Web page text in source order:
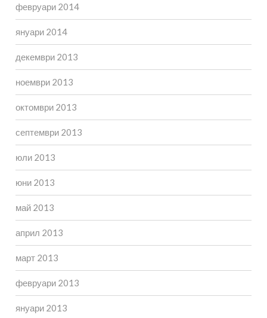
февруари 2014
януари 2014
декември 2013
ноември 2013
октомври 2013
септември 2013
юли 2013
юни 2013
май 2013
април 2013
март 2013
февруари 2013
януари 2013